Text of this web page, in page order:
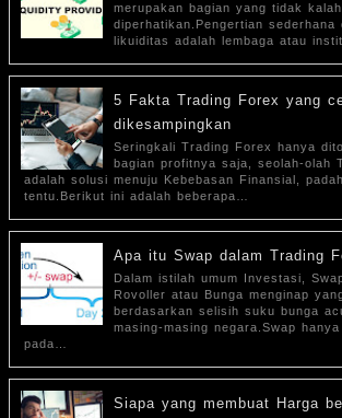
merupakan bagian yang tidak
diperhatikan.Pengertian sederhana
likuiditas adalah lembaga atau
5 Fakta Trading Forex yang
dikesampingkan
Seringkali Trading Forex hanya
bagian profitnya saja, seolah-olah
adalah solusi menuju Kebebasan Finansial,
tentu.Berikut ini adalah beberapa…
Apa itu Swap dalam Trading
Dalam istilah umum Investasi,
Rovoller atau Bunga menginap
berdasarkan selisih suku bunga
masing-masing negara.Swap
pada…
Siapa yang membuat Harga